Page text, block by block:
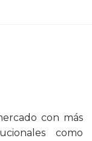
con más
como